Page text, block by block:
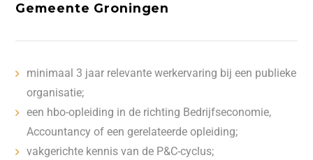
Gemeente Groningen
minimaal 3 jaar relevante werkervaring bij een publieke
organisatie;
een hbo-opleiding in de richting Bedrijfseconomie,
Accountancy of een gerelateerde opleiding;
vakgerichte kennis van de P&C-cyclus;